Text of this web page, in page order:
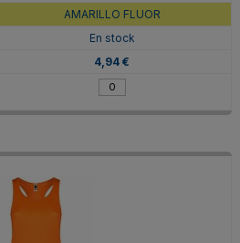
AMARILLO FLUOR
En stock
4,94 €